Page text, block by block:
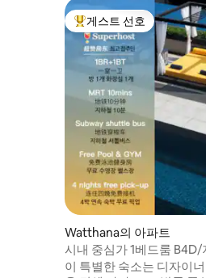
상위 게스트 선호
게스트 선호
Watthana의 아파트
시내 중심가 1베드룸 B4D/
도시 전망/시암 상업 지구
이 특별한 숙소는 디자이